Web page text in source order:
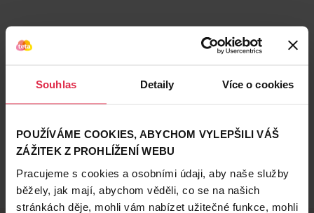
Souhlas Detaily Více o cookies
POUŽÍVÁME COOKIES, ABYCHOM VYLEPŠILI VÁŠ
ZÁŽITEK Z PROHLÍŽENÍ WEBU
Pracujeme s cookies a osobními údaji, aby naše služby
běžely, jak mají, abychom věděli, co se na našich
stránkách děje, mohli vám nabízet užitečné funkce, mohli